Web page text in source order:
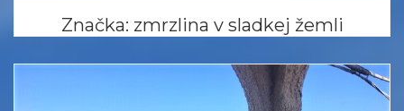
Značka: zmrzlina v sladkej žemli